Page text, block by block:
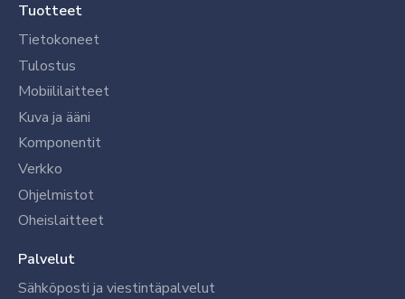
Tuotteet
Tietokoneet
Tulostus
Mobiililaitteet
Kuva ja ääni
Komponentit
Verkko
Ohjelmistot
Oheislaitteet
Palvelut
Sähköposti ja viestintäpalvelut